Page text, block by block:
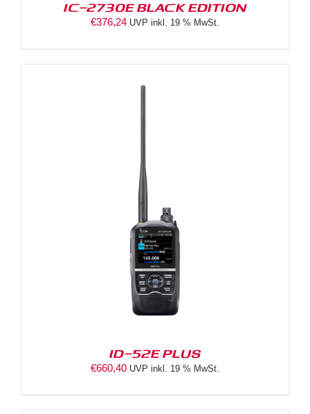
IC-2730E BLACK EDITION
€376,24 UVP inkl. 19 % MwSt.
ID-52E PLUS
€660,40 UVP inkl. 19 % MwSt.